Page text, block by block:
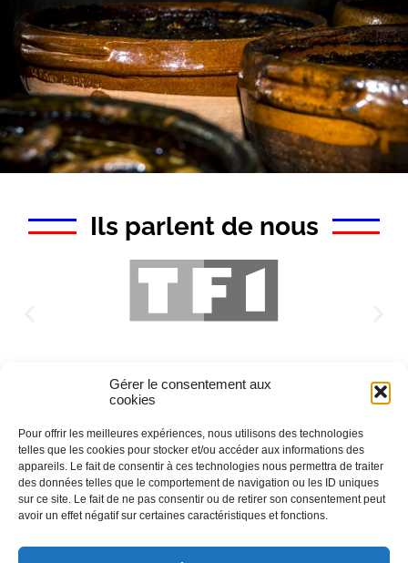
Gérer le consentement aux
cookies
Pour offrir les meilleures expériences, nous utilisons des technologies
telles que les cookies pour stocker et/ou accéder aux informations des
appareils. Le fait de consentir à ces technologies nous permettra de traiter
des données telles que le comportement de navigation ou les ID uniques
sur ce site. Le fait de ne pas consentir ou de retirer son consentement peut
avoir un effet négatif sur certaines caractéristiques et fonctions.
Ils parlent de nous